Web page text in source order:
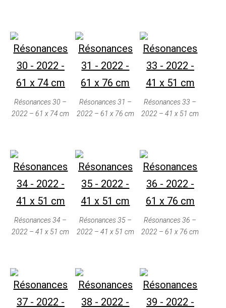
Résonances 30 –
2022 – 61 x 74 cm
Résonances 31 –
2022 – 61 x 76 cm
Résonances 33 –
2022 – 41 x 51 cm
Résonances 34 –
2022 – 41 x 51 cm
Résonances 35 –
2022 – 41 x 51 cm
Résonances 36 –
2022 – 61 x 76 cm